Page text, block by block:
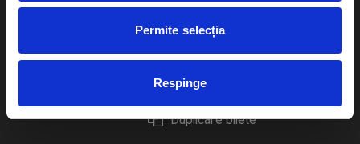
Permite selecția
Respinge
Livrare prin curier
Returnare bilete
Duplicare bilete